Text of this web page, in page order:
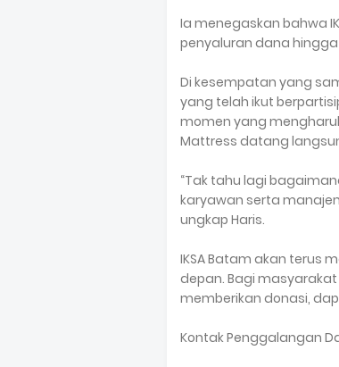
Ia menegaskan bahwa
penyaluran dana
Di kesempatan yang
yang telah ikut
momen yang
Mattress datang
“Tak tahu lagi
karyawan serta
ungkap Haris.
IKSA Batam akan terus
depan. Bagi
memberikan donasi,
Kontak Penggalangan